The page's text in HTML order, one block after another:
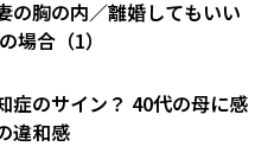
の胸の内／離婚してもいい
場合（1）
症のサイン？ 40代の母に感
違和感